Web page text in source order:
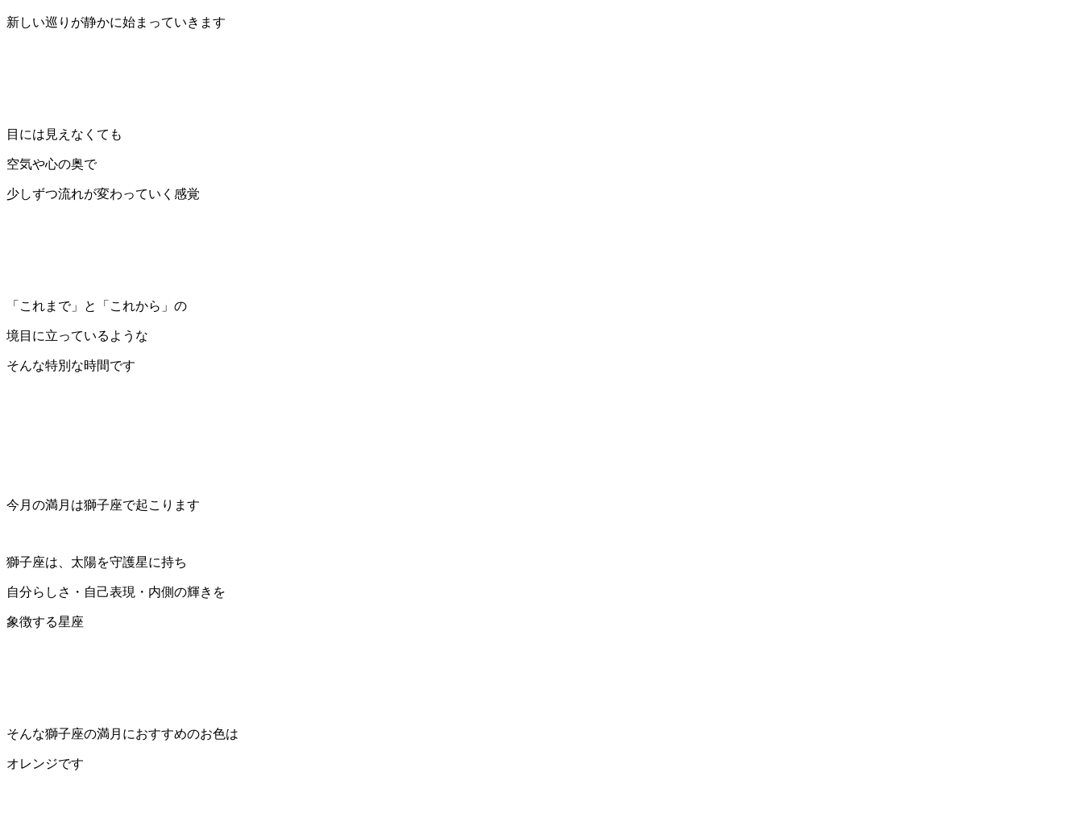
新しい巡りが静かに始まっていきます
目には見えなくても
空気や心の奥で
少しずつ流れが変わっていく感覚
「これまで」と「これから」の
境目に立っているような
そんな特別な時間です
今月の満月は獅子座で起こります
獅子座は、太陽を守護星に持ち
自分らしさ・自己表現・内側の輝きを
象徴する星座
そんな獅子座の満月におすすめのお色は
オレンジです